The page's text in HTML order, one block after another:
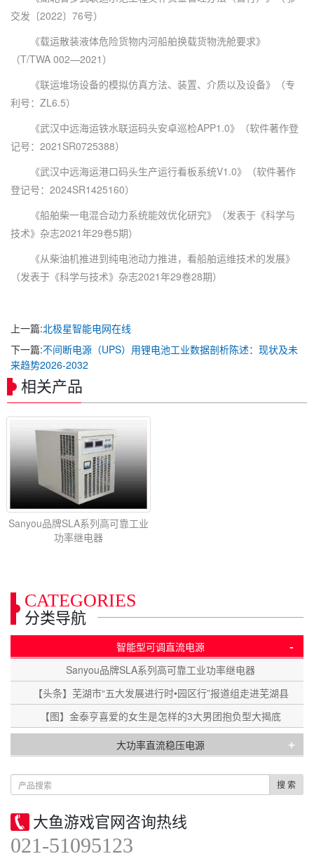
交发〔2022〕76号）
《载运散装液体危险货物内河船舶换载货物洗舱要求》
（T/TWA 002—2021）
《联运堆场设备的模拟仿真方法、装置、介质以及设备》（专
利号：ZL6.5）
《武汉中远海运铁水联运码头安卓巡检APP1.0》（软件著作登
记号：2021SR0725388）
《武汉中远海运港口码头生产运行看板系统V1.0》（软件著作
登记号：2024SR1425160）
《船舶柴一电混合动力系统能效优化研究》（发表于《科学与
技术》杂志2021年29卷5期）
《从柴油机推进到纯电池动力推进，看船舶运维技术的发展》
（发表于《科学与技术》杂志2021年29卷28期）
上一篇:北极星智能电网在线
下一篇:不间断电源（UPS）用锂电池工业数据剖析陈述：现状及未
来趋势2026-2032
相关产品
Sanyou品牌SLA系列高可靠工业
功率继电器
CATEGORIES
分类导航
智能型可调直流电源 -
Sanyou品牌SLA系列高可靠工业功率继电器
【头条】芜湖市“五大发展进行时•园区行”报道组走进芜湖县
【图】金泰亨喜爱的女生是怎样的3大男团抱负型大揭底
大功率直流稳压电源 +
搜 索
大鱼游戏官网咨询热线
021-51095123